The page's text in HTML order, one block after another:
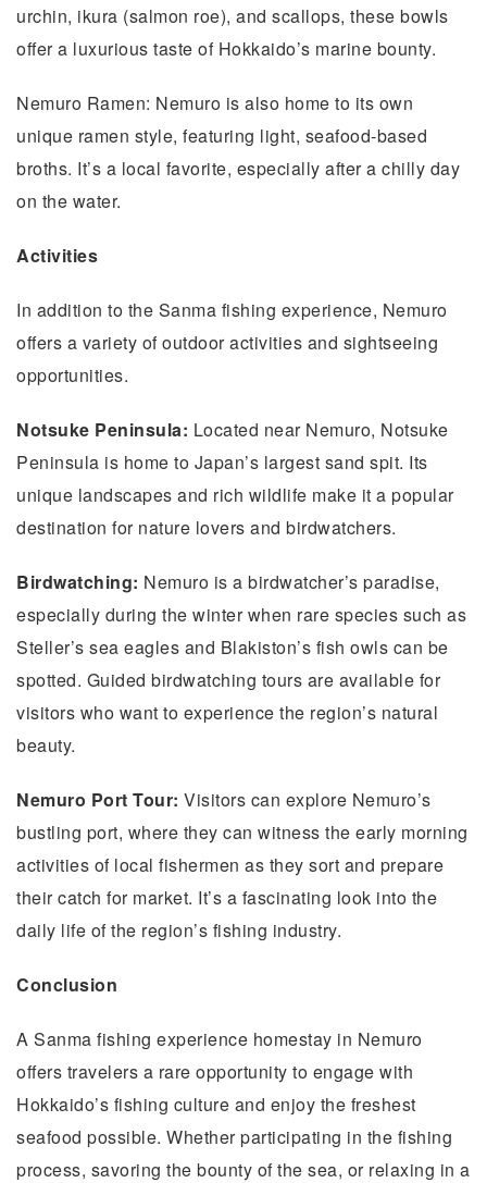
urchin, ikura (salmon roe), and scallops, these bowls
offer a luxurious taste of Hokkaido’s marine bounty.
Nemuro Ramen: Nemuro is also home to its own
unique ramen style, featuring light, seafood-based
broths. It’s a local favorite, especially after a chilly day
on the water.
Activities
In addition to the Sanma fishing experience, Nemuro
offers a variety of outdoor activities and sightseeing
opportunities.
Notsuke Peninsula: Located near Nemuro, Notsuke
Peninsula is home to Japan’s largest sand spit. Its
unique landscapes and rich wildlife make it a popular
destination for nature lovers and birdwatchers.
Birdwatching: Nemuro is a birdwatcher’s paradise,
especially during the winter when rare species such as
Steller’s sea eagles and Blakiston’s fish owls can be
spotted. Guided birdwatching tours are available for
visitors who want to experience the region’s natural
beauty.
Nemuro Port Tour: Visitors can explore Nemuro’s
bustling port, where they can witness the early morning
activities of local fishermen as they sort and prepare
their catch for market. It’s a fascinating look into the
daily life of the region’s fishing industry.
Conclusion
A Sanma fishing experience homestay in Nemuro
offers travelers a rare opportunity to engage with
Hokkaido’s fishing culture and enjoy the freshest
seafood possible. Whether participating in the fishing
process, savoring the bounty of the sea, or relaxing in a